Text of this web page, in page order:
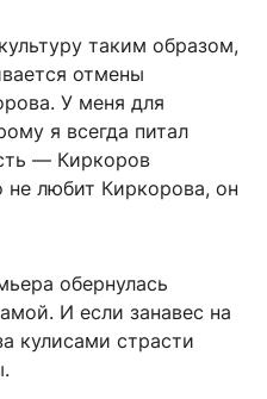
таким образом,
отмены
У меня для
я всегда питал
— Киркоров
не любит Киркорова, он
обернулась
И если занавес на
кулисами страсти